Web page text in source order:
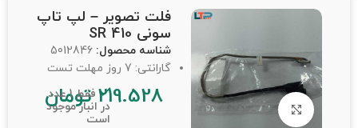
برای بزرگنمایی کلیک کنید
فلت تصویر – لپ تاپ
سونی SR 410
شناسه محصول: 5012846
گارانتی: 7 روز مهلت تست
219.528 تومان
فقط 1 عدد
در انبار موجود
است